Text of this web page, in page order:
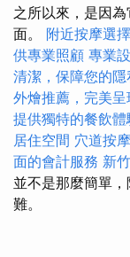
之所以來，是因
面。 附近按摩選擇
供專業照顧 專業
清潔，保障您的
外燴推薦，完美呈
提供獨特的餐飲體
居住空間 穴道按
面的會計服務 新
並不是那麼簡單
難。